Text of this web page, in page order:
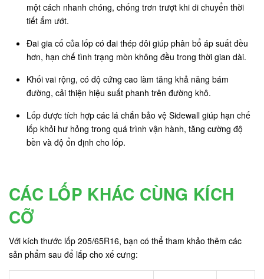
một cách nhanh chóng, chống trơn trượt khi di chuyển thời
tiết ẩm ướt.
Đai gia cố của lốp có đai thép đôi giúp phân bổ áp suất đều
hơn, hạn chế tình trạng mòn không đều trong thời gian dài.
Khối vai rộng, có độ cứng cao làm tăng khả năng bám
đường, cải thiện hiệu suất phanh trên đường khô.
Lốp được tích hợp các lá chắn bảo vệ Sidewall giúp hạn chế
lốp khỏi hư hỏng trong quá trình vận hành, tăng cường độ
bền và độ ổn định cho lốp.
CÁC LỐP KHÁC CÙNG KÍCH
CỠ
Với kích thước lốp 205/65R16, bạn có thể tham khảo thêm các
sản phẩm sau để lắp cho xế cưng: